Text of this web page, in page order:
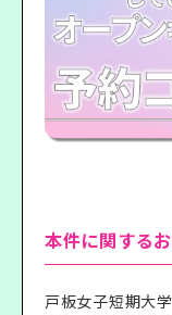
本件に関する
戸板女子短期大